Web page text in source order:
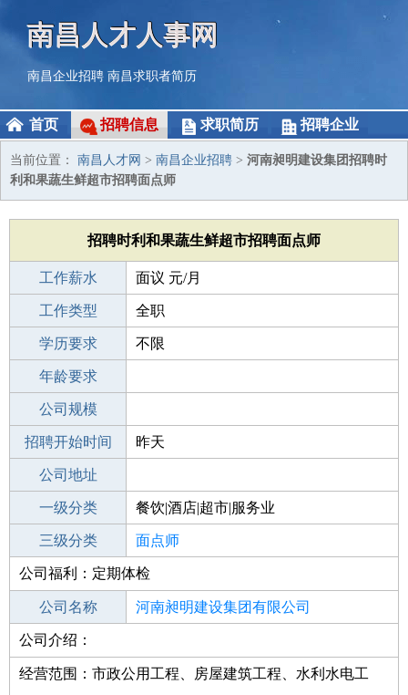
南昌人才人事网
南昌企业招聘 南昌求职者简历
首页 招聘信息 求职简历 招聘企业
当前位置： 南昌人才网 > 南昌企业招聘 > 河南昶明建设集团招聘时
利和果蔬生鲜超市招聘面点师
招聘时利和果蔬生鲜超市招聘面点师
工作薪水 面议 元/月
招聘人数 若干
工作类型 全职
性别要求 -
学历要求 不限
工作经验
年龄要求
工作地点
公司规模
公司电话
招聘开始时间 昨天
招聘结束时间
公司地址
一级分类 餐饮|酒店|超市|服务业
二级分类 餐饮
三级分类 面点师
其他行业
公司福利：定期体检
公司名称 河南昶明建设集团有限公司
公司类型
公司介绍：
经营范围：市政公用工程、房屋建筑工程、水利水电工